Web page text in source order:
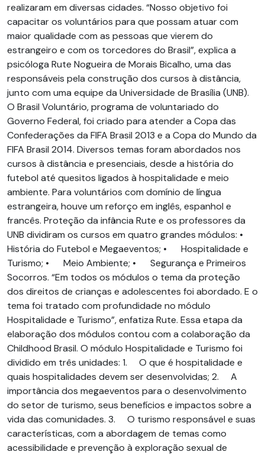
realizaram em diversas cidades. “Nosso objetivo foi
capacitar os voluntários para que possam atuar com
maior qualidade com as pessoas que vierem do
estrangeiro e com os torcedores do Brasil”, explica a
psicóloga Rute Nogueira de Morais Bicalho, uma das
responsáveis pela construção dos cursos à distância,
junto com uma equipe da Universidade de Brasília (UNB).
O Brasil Voluntário, programa de voluntariado do
Governo Federal, foi criado para atender a Copa das
Confederações da FIFA Brasil 2013 e a Copa do Mundo da
FIFA Brasil 2014. Diversos temas foram abordados nos
cursos à distância e presenciais, desde a história do
futebol até quesitos ligados à hospitalidade e meio
ambiente. Para voluntários com domínio de língua
estrangeira, houve um reforço em inglês, espanhol e
francês. Proteção da infância Rute e os professores da
UNB dividiram os cursos em quatro grandes módulos: •
História do Futebol e Megaeventos; • Hospitalidade e
Turismo; • Meio Ambiente; • Segurança e Primeiros
Socorros. “Em todos os módulos o tema da proteção
dos direitos de crianças e adolescentes foi abordado. E o
tema foi tratado com profundidade no módulo
Hospitalidade e Turismo”, enfatiza Rute. Essa etapa da
elaboração dos módulos contou com a colaboração da
Childhood Brasil. O módulo Hospitalidade e Turismo foi
dividido em três unidades: 1. O que é hospitalidade e
quais hospitalidades devem ser desenvolvidas; 2. A
importância dos megaeventos para o desenvolvimento
do setor de turismo, seus benefícios e impactos sobre a
vida das comunidades. 3. O turismo responsável e suas
características, com a abordagem de temas como
acessibilidade e prevenção à exploração sexual de